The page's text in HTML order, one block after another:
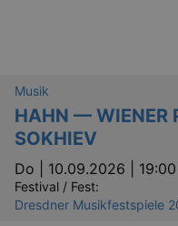
Musik
HAHN — WIENER
SOKHIEV
Do | 10.09.2026 | 19:00
Festival / Fest:
Dresdner Musikfestspiele